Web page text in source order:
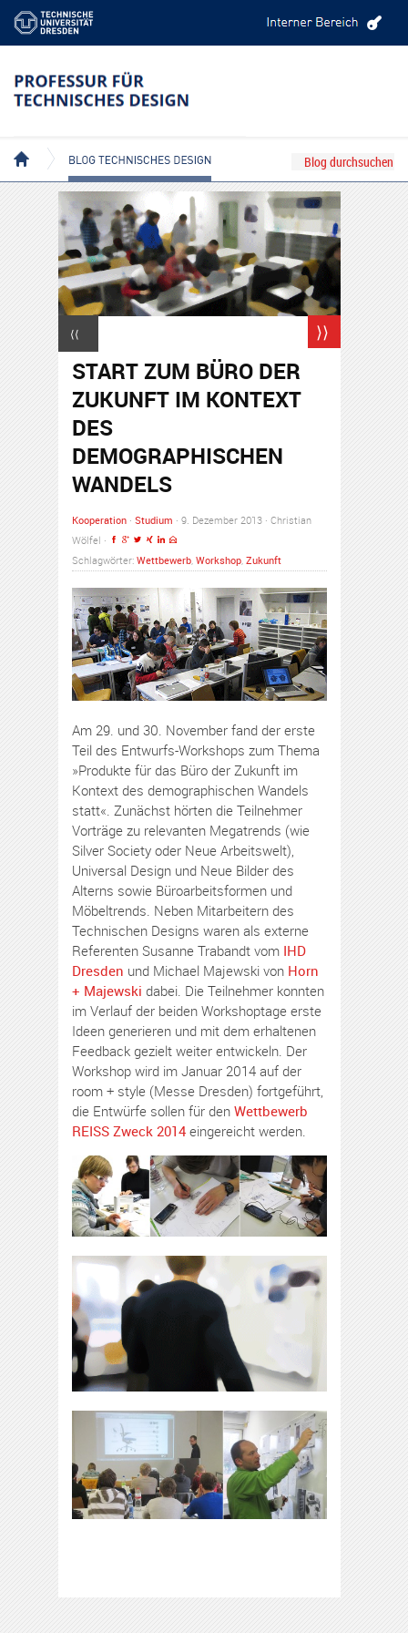
⟨⟨ ⟩⟩
START ZUM BÜRO DER
ZUKUNFT IM KONTEXT
DES
DEMOGRAPHISCHEN
WANDELS
Kooperation · Studium · 9. Dezember 2013 · Christian
Wölfel ·
Schlagwörter: Wettbewerb, Workshop, Zukunft
Am 29. und 30. November fand der erste
Teil des Entwurfs-Workshops zum Thema
»Produkte für das Büro der Zukunft im
Kontext des demographischen Wandels
statt«. Zunächst hörten die Teilnehmer
Vorträge zu relevanten Megatrends (wie
Silver Society oder Neue Arbeitswelt),
Universal Design und Neue Bilder des
Alterns sowie Büroarbeitsformen und
Möbeltrends. Neben Mitarbeitern des
Technischen Designs waren als externe
Referenten Susanne Trabandt vom IHD
Dresden und Michael Majewski von Horn
+ Majewski dabei. Die Teilnehmer konnten
im Verlauf der beiden Workshoptage erste
Ideen generieren und mit dem erhaltenen
Feedback gezielt weiter entwickeln. Der
Workshop wird im Januar 2014 auf der
room + style (Messe Dresden) fortgeführt,
die Entwürfe sollen für den Wettbewerb
REISS Zweck 2014 eingereicht werden.